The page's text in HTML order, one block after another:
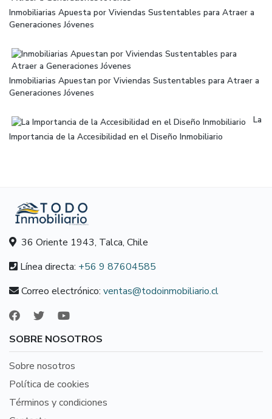
Inmobiliarias Apuesta por Viviendas Sustentables para Atraer a
Generaciones Jóvenes
Inmobiliarias Apuestan por Viviendas Sustentables para Atraer a
Generaciones Jóvenes
La
Importancia de la Accesibilidad en el Diseño Inmobiliario
36 Oriente 1943, Talca, Chile
Línea directa: +56 9 87604585
Correo electrónico: ventas@todoinmobiliario.cl
SOBRE NOSOTROS
Sobre nosotros
Política de cookies
Términos y condiciones